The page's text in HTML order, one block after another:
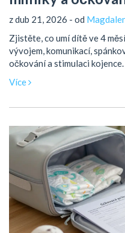
z dub 21, 2026 - od
Zjistěte, co umí dítě ve 4
vývojem, komunikací,
očkování a stimulaci kojence.
Více